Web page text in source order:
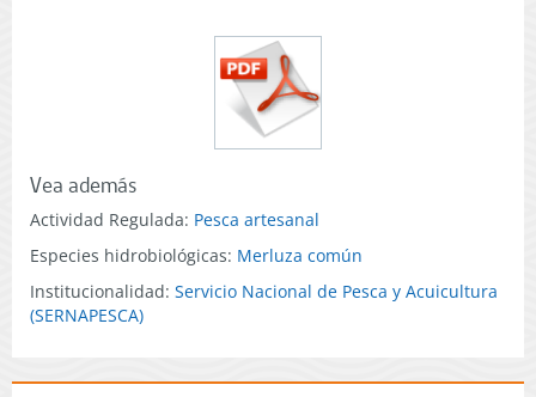
Vea además
Actividad Regulada: Pesca artesanal
Especies hidrobiológicas: Merluza común
Institucionalidad: Servicio Nacional de Pesca y Acuicultura
(SERNAPESCA)